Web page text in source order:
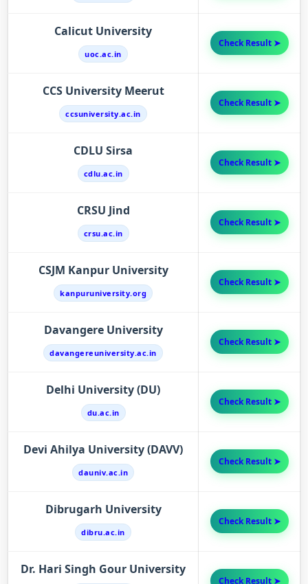
Calicut University
uoc.ac.in
Check Result ➤
CCS University Meerut
ccsuniversity.ac.in
Check Result ➤
CDLU Sirsa
cdlu.ac.in
Check Result ➤
CRSU Jind
crsu.ac.in
Check Result ➤
CSJM Kanpur University
kanpuruniversity.org
Check Result ➤
Davangere University
davangereuniversity.ac.in
Check Result ➤
Delhi University (DU)
du.ac.in
Check Result ➤
Devi Ahilya University (DAVV)
dauniv.ac.in
Check Result ➤
Dibrugarh University
dibru.ac.in
Check Result ➤
Dr. Hari Singh Gour University
Check Result ➤